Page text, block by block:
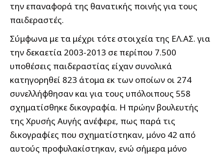
την επαναφορά της θανατικής ποινής για τους
παιδεραστές.
Σύμφωνα με τα μέχρι τότε στοιχεία της ΕΛ.ΑΣ. για
την δεκαετία 2003-2013 σε περίπου 7.500
υποθέσεις παιδεραστίας είχαν συνολικά
κατηγορηθεί 823 άτομα εκ των οποίων οι 274
συνελλήφθησαν και για τους υπόλοιπους 558
σχηματίσθηκε δικογραφία. Η πρώην βουλευτής
της Χρυσής Αυγής ανέφερε, πως παρά τις
δικογραφίες που σχηματίστηκαν, μόνο 42 από
αυτούς προφυλακίστηκαν, ενώ σήμερα μόνο